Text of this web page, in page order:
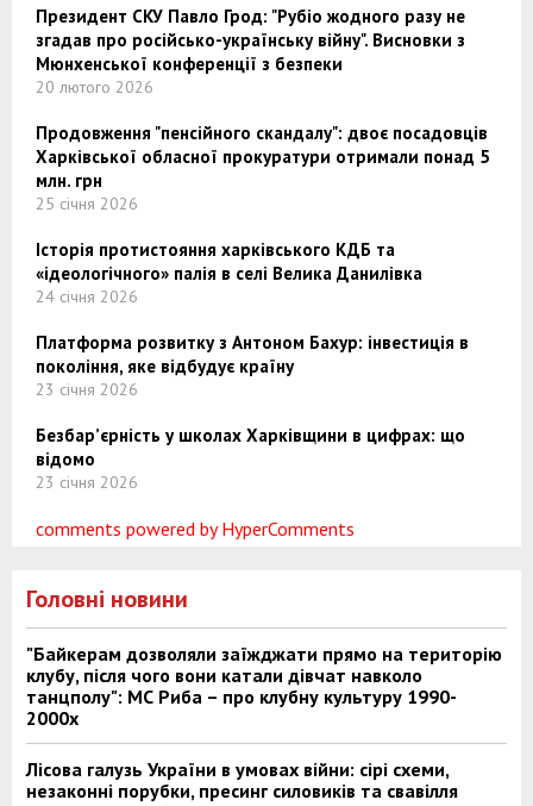
Президент СКУ Павло Грод: "Рубіо жодного разу не
згадав про російсько-українську війну". Висновки з
Мюнхенської конференції з безпеки
20 лютого 2026
Продовження "пенсійного скандалу": двоє посадовців
Харківської обласної прокуратури отримали понад 5
млн. грн
25 січня 2026
Історія протистояння харківського КДБ та
«ідеологічного» палія в селі Велика Данилівка
24 січня 2026
Платформа розвитку з Антоном Бахур: інвестиція в
покоління, яке відбудує країну
23 січня 2026
Безбар’єрність у школах Харківщини в цифрах: що
відомо
23 січня 2026
comments powered by HyperComments
Головні новини
"Байкерам дозволяли заїжджати прямо на територію
клубу, після чого вони катали дівчат навколо
танцполу": МС Риба – про клубну культуру 1990-
2000х
Лісова галузь України в умовах війни: сірі схеми,
незаконні порубки, пресинг силовиків та свавілля